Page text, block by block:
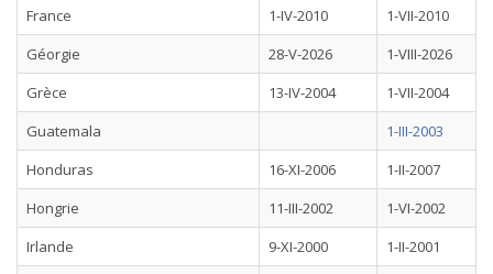
France
1-IV-2010
1-VII-2010
Géorgie
28-V-2026
1-VIII-2026
Grèce
13-IV-2004
1-VII-2004
Guatemala
1-III-2003
Honduras
16-XI-2006
1-II-2007
Hongrie
11-III-2002
1-VI-2002
Irlande
9-XI-2000
1-II-2001